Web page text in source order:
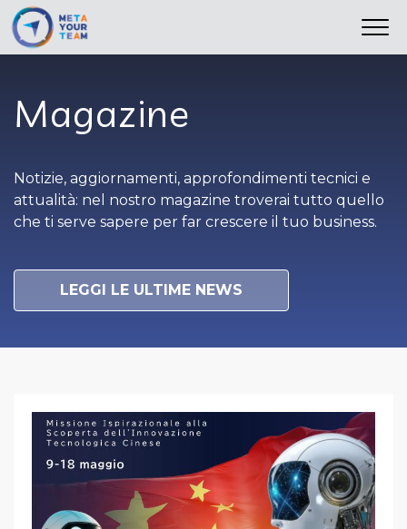
Magazine
Notizie, aggiornamenti, approfondimenti tecnici e
attualità: nel nostro magazine troverai tutto quello
che ti serve sapere per far crescere il tuo business.
LEGGI LE ULTIME NEWS